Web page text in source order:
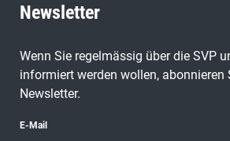
Newsletter
Wenn Sie regelmässig über die SVP
informiert werden wollen, abonnieren
Newsletter.
E-Mail